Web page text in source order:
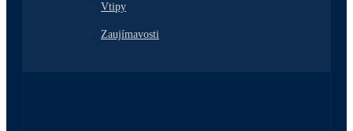
Vtipy
Zaujímavosti